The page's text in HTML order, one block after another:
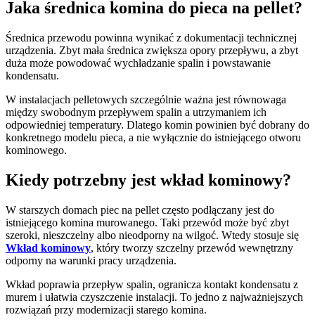
Jaka średnica komina do pieca na pellet?
Średnica przewodu powinna wynikać z dokumentacji technicznej
urządzenia. Zbyt mała średnica zwiększa opory przepływu, a zbyt
duża może powodować wychładzanie spalin i powstawanie
kondensatu.
W instalacjach pelletowych szczególnie ważna jest równowaga
między swobodnym przepływem spalin a utrzymaniem ich
odpowiedniej temperatury. Dlatego komin powinien być dobrany do
konkretnego modelu pieca, a nie wyłącznie do istniejącego otworu
kominowego.
Kiedy potrzebny jest wkład kominowy?
W starszych domach piec na pellet często podłączany jest do
istniejącego komina murowanego. Taki przewód może być zbyt
szeroki, nieszczelny albo nieodporny na wilgoć. Wtedy stosuje się
Wkład kominowy, który tworzy szczelny przewód wewnętrzny
odporny na warunki pracy urządzenia.
Wkład poprawia przepływ spalin, ogranicza kontakt kondensatu z
murem i ułatwia czyszczenie instalacji. To jedno z najważniejszych
rozwiązań przy modernizacji starego komina.